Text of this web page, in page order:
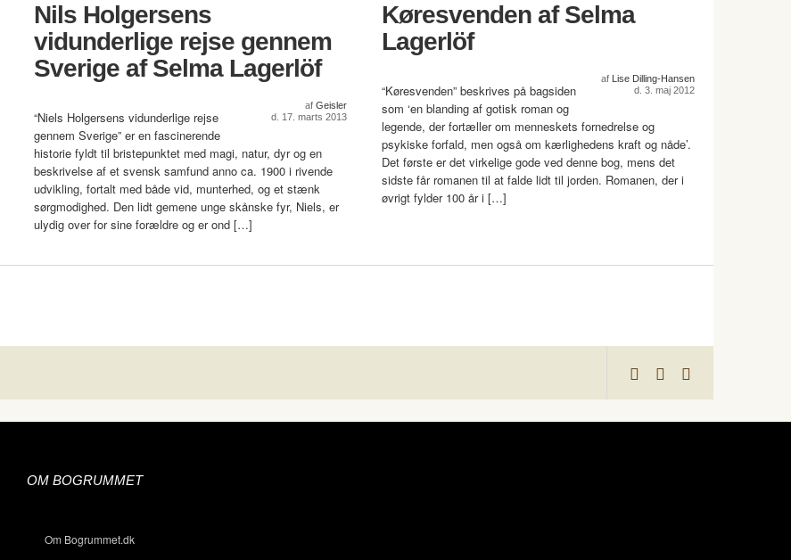
Nils Holgersens
vidunderlige rejse gennem
Sverige af Selma Lagerlöf
af Geisler
d. 17. marts 2013
“Niels Holgersens vidunderlige rejse
gennem Sverige” er en fascinerende
historie fyldt til bristepunktet med magi, natur, dyr og en
beskrivelse af et svensk samfund anno ca. 1900 i rivende
udvikling, fortalt med både vid, munterhed, og et stænk
sørgmodighed. Den lidt gemene unge skånske fyr, Niels, er
ulydig over for sine forældre og er ond […]
Køresvenden af Selma
Lagerlöf
af Lise Dilling-Hansen
d. 3. maj 2012
“Køresvenden” beskrives på bagsiden
som ‘en blanding af gotisk roman og
legende, der fortæller om menneskets fornedrelse og
psykiske forfald, men også om kærlighedens kraft og nåde’.
Det første er det virkelige gode ved denne bog, mens det
sidste får romanen til at falde lidt til jorden. Romanen, der i
øvrigt fylder 100 år i […]
OM BOGRUMMET
Om Bogrummet.dk